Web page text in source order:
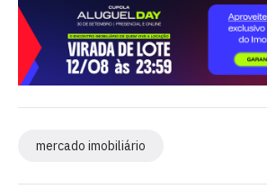
mercado imobiliário